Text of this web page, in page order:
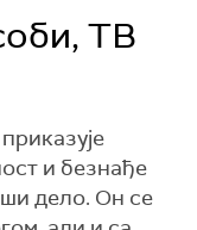
ТВ
и безнађе
дело. Он се